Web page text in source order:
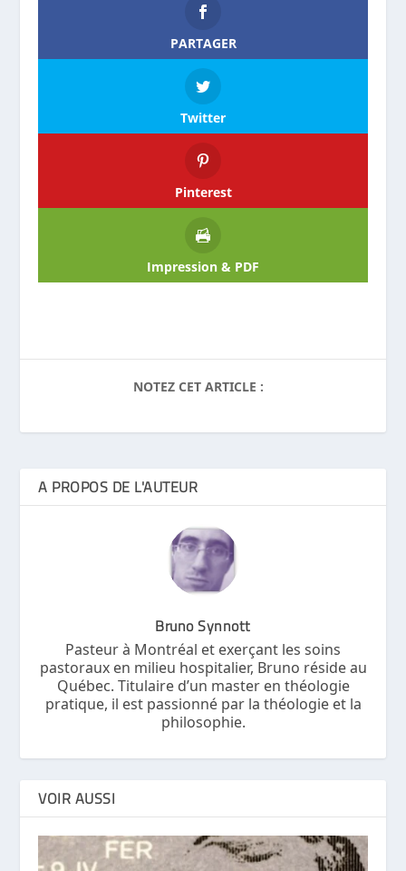
PARTAGER
Twitter
Pinterest
Impression & PDF
NOTEZ CET ARTICLE :
A PROPOS DE L'AUTEUR
Bruno Synnott
Pasteur à Montréal et exerçant les soins
pastoraux en milieu hospitalier, Bruno réside au
Québec. Titulaire d’un master en théologie
pratique, il est passionné par la théologie et la
philosophie.
VOIR AUSSI